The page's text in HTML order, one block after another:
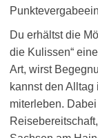
Du erhältst die
die Kulissen“
Art, wirst
kannst den Alltag
miterleben.